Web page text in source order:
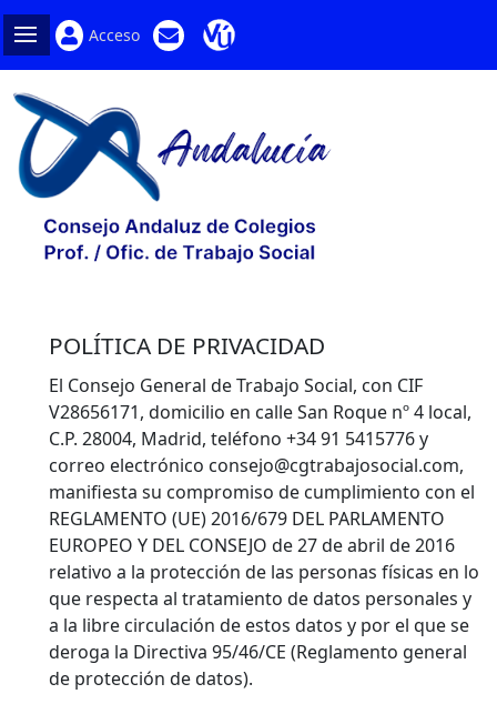
Acceso
POLÍTICA DE PRIVACIDAD
El Consejo General de Trabajo Social, con CIF
V28656171, domicilio en calle San Roque nº 4 local,
C.P. 28004, Madrid, teléfono +34 91 5415776 y
correo electrónico consejo@cgtrabajosocial.com,
manifiesta su compromiso de cumplimiento con el
REGLAMENTO (UE) 2016/679 DEL PARLAMENTO
EUROPEO Y DEL CONSEJO de 27 de abril de 2016
relativo a la protección de las personas físicas en lo
que respecta al tratamiento de datos personales y
a la libre circulación de estos datos y por el que se
deroga la Directiva 95/46/CE (Reglamento general
de protección de datos).